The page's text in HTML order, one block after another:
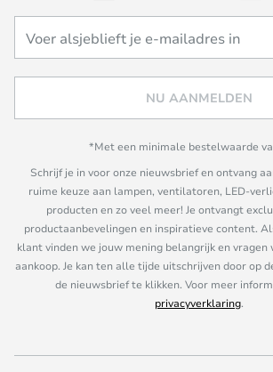
NU AANMELDEN
*Met een minimale bestelwaarde
Schrijf je in voor onze nieuwsbrief en ontvang
ruime keuze aan lampen, ventilatoren, LED-
producten en zo veel meer! Je ontvangt
productaanbevelingen en inspiratieve content.
klant vinden we jouw mening belangrijk en vragen
aankoop. Je kan ten alle tijde uitschrijven door op
de nieuwsbrief te klikken. Voor meer
privacyverklaring.